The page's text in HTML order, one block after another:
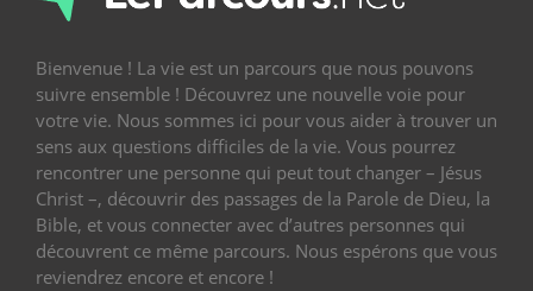
Bienvenue ! La vie est un parcours que nous pouvons
suivre ensemble ! Découvrez une nouvelle voie pour
votre vie. Nous sommes ici pour vous aider à trouver un
sens aux questions difficiles de la vie. Vous pourrez
rencontrer une personne qui peut tout changer – Jésus
Christ –, découvrir des passages de la Parole de Dieu, la
Bible, et vous connecter avec d’autres personnes qui
découvrent ce même parcours. Nous espérons que vous
reviendrez encore et encore !